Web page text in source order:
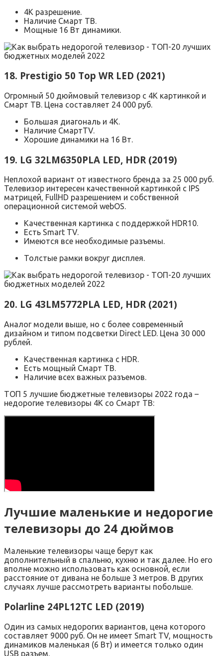
4К разрешение.
Наличие Смарт ТВ.
Мощные 16 Вт динамики.
18. Prestigio 50 Top WR LED (2021)
Огромный 50 дюймовый телевизор с 4К картинкой и
Смарт ТВ. Цена составляет 24 000 руб.
Большая диагональ и 4K.
Наличие СмартTV.
Хорошие динамики на 16 Вт.
19. LG 32LM6350PLA LED, HDR (2019)
Неплохой вариант от известного бренда за 25 000 руб.
Телевизор интересен качественной картинкой с IPS
матрицей, FullHD разрешением и собственной
операционной системой webOS.
Качественная картинка с поддержкой HDR10.
Есть Smart TV.
Имеются все необходимые разъемы.
Толстые рамки вокруг дисплея.
20. LG 43LM5772PLA LED, HDR (2021)
Аналог модели выше, но с более современный
дизайном и типом подсветки Direct LED. Цена 30 000
рублей.
Качественная картинка с HDR.
Есть мощный Смарт ТВ.
Наличие всех важных разъемов.
ТОП 5 лучшие бюджетные телевизоры 2022 года –
недорогие телевизоры 4К со Смарт ТВ:
Лучшие маленькие и недорогие
телевизоры до 24 дюймов
Маленькие телевизоры чаще берут как
дополнительный в спальню, кухню и так далее. Но его
вполне можно использовать как основной, если
расстояние от дивана не больше 3 метров. В других
случаях лучше рассмотреть варианты побольше.
Polarline 24PL12TC LED (2019)
Один из самых недорогих вариантов, цена которого
составляет 9000 руб. Он не имеет Smart TV, мощность
динамиков маленькая (6 Вт) и имеется только один
USB разъем.